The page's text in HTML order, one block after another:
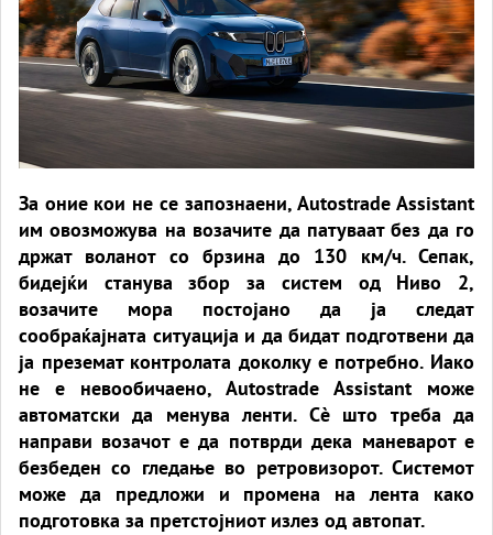
За оние кои не се запознаени, Autostrade Assistant
им овозможува на возачите да патуваат без да го
држат воланот со брзина до 130 км/ч. Сепак,
бидејќи станува збор за систем од Ниво 2,
возачите мора постојано да ја следат
сообраќајната ситуација и да бидат подготвени да
ја преземат контролата доколку е потребно. Иако
не е невообичаено, Autostrade Assistant може
автоматски да менува ленти. Сè што треба да
направи возачот е да потврди дека маневарот е
безбеден со гледање во ретровизорот. Системот
може да предложи и промена на лента како
подготовка за претстојниот излез од автопат.